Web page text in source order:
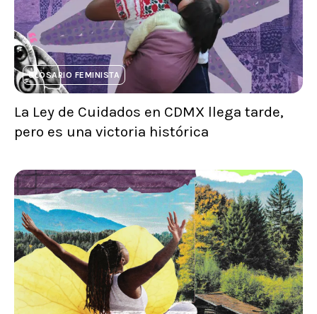
GLOSARIO FEMINISTA
La Ley de Cuidados en CDMX llega tarde,
pero es una victoria histórica